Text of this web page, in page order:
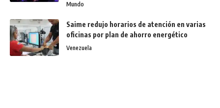
Mundo
Saime redujo horarios de atención en varias
oficinas por plan de ahorro energético
Venezuela